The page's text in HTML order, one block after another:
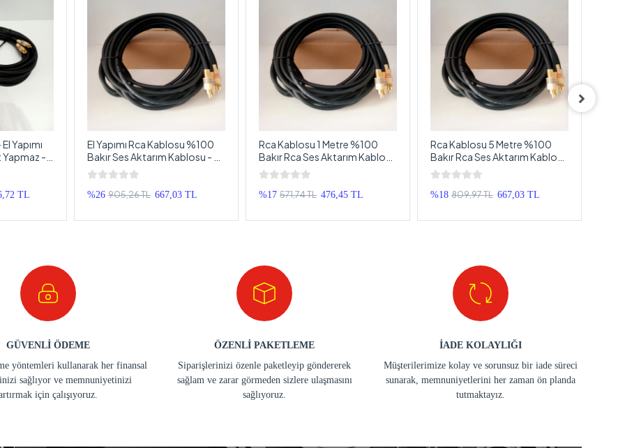
Yapımı
- 2
TL
El Yapımı Rca Kablosu %100
Bakır Ses Aktarım Kablosu - 5
Metre
%26 905,26 TL 667,03 TL
Rca Kablosu 1 Metre %100
Bakır Rca Ses Aktarım Kablosu
El Yapımı 1 Metre
%17 571,74 TL 476,45 TL
Rca Kablosu 5 Metre %100
Bakır Rca Ses Aktarım Kablosu
El Yapımı 5 Metre
%18 809,97 TL 667,03 TL
GÜVENLİ ÖDEME
yöntemleri kullanarak her finansal
sağlıyor ve memnuniyetinizi
için çalışıyoruz.
ÖZENLİ PAKETLEME
Siparişlerinizi özenle paketleyip göndererek
sağlam ve zarar görmeden sizlere ulaşmasını
sağlıyoruz.
İADE KOLAYLIĞI
Müşterilerimize kolay ve sorunsuz bir iade süreci
sunarak, memnuniyetlerini her zaman ön planda
tutmaktayız.